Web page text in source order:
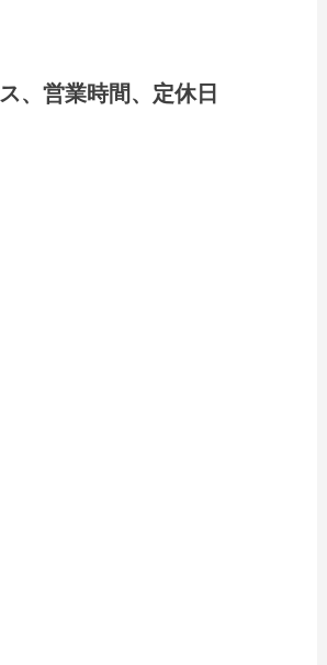
、営業時間、定休日